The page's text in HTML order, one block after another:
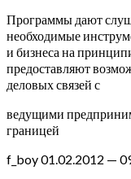
Программы дают
необходимые
и бизнеса на
предоставляют
деловых связей с
ведущими
границей
f_boy 01.02.2012 —